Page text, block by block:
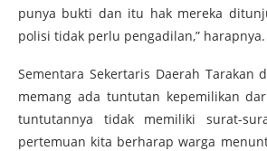
punya bukti dan itu hak mereka
polisi tidak perlu pengadilan,” harapnya.
Sementara Sekertaris Daerah Tarakan
memang ada tuntutan kepemilikan
tuntutannya tidak memiliki surat-
pertemuan kita berharap warga